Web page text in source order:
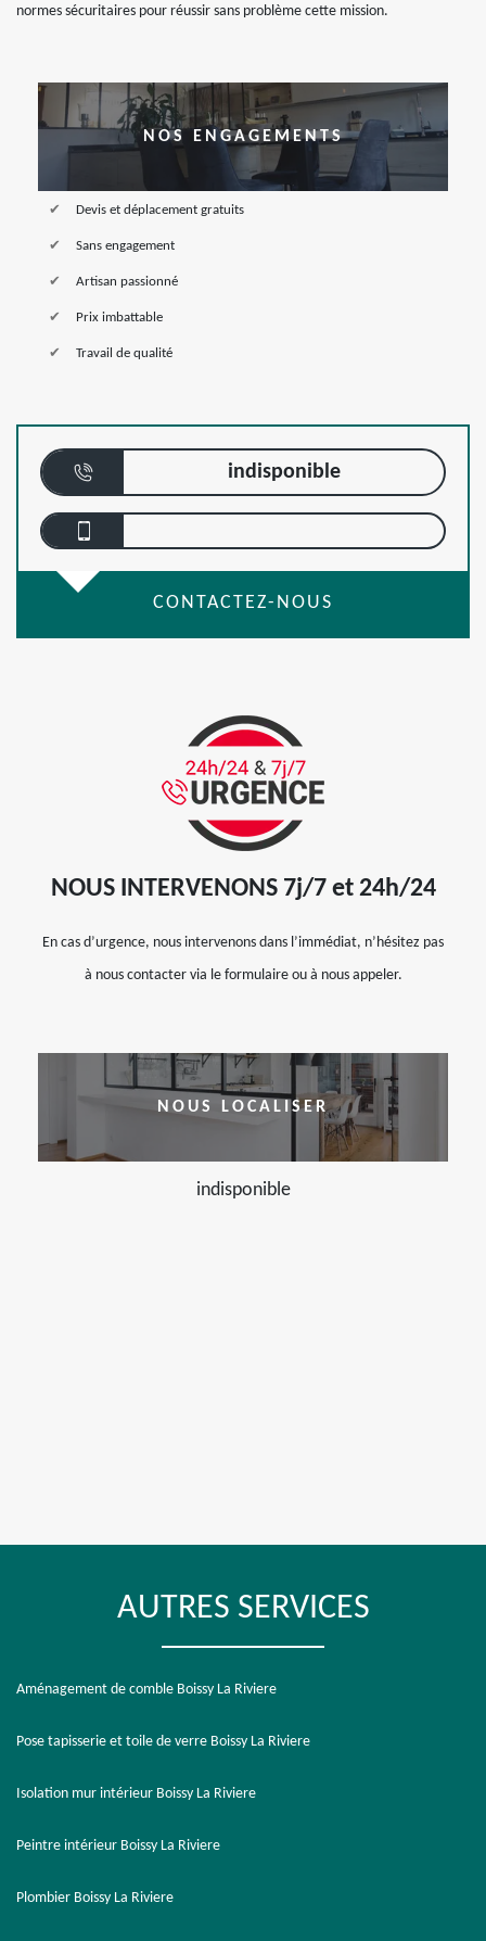
normes sécuritaires pour réussir sans problème cette mission.
NOS ENGAGEMENTS
Devis et déplacement gratuits
Sans engagement
Artisan passionné
Prix imbattable
Travail de qualité
indisponible
CONTACTEZ-NOUS
NOUS INTERVENONS 7j/7 et 24h/24
En cas d’urgence, nous intervenons dans l’immédiat, n’hésitez pas
à nous contacter via le formulaire ou à nous appeler.
NOUS LOCALISER
indisponible
AUTRES SERVICES
Aménagement de comble Boissy La Riviere
Pose tapisserie et toile de verre Boissy La Riviere
Isolation mur intérieur Boissy La Riviere
Peintre intérieur Boissy La Riviere
Plombier Boissy La Riviere